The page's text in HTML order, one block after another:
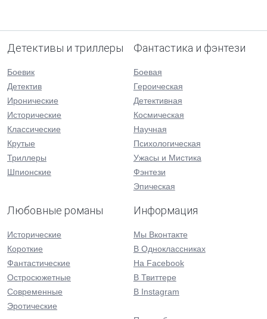
Детективы и триллеры
Боевик
Детектив
Иронические
Исторические
Классические
Крутые
Триллеры
Шпионские
Фантастика и фэнтези
Боевая
Героическая
Детективная
Космическая
Научная
Психологическая
Ужасы и Мистика
Фэнтези
Эпическая
Любовные романы
Исторические
Короткие
Фантастические
Остросюжетные
Современные
Эротические
Информация
Мы Вконтакте
В Одноклассниках
На Facebook
В Твиттере
В Instagram